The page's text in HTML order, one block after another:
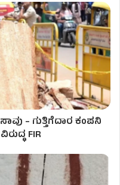
– ಗುತ್ತಿಗೆದಾರ ಕಂಪನಿ
FIR